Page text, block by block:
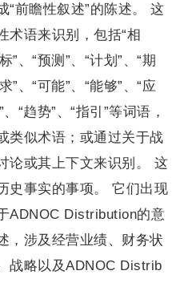
“前瞻性叙述”的陈述。 这
术语来识别，包括“相
”、“预测”、“计划”、“期
”、“可能”、“能够”、“应
“趋势”、“指引”等词语，
类似术语；或通过关于战
论或其上下文来识别。 这
史事实的事项。 它们出现
ADNOC Distribution的意
，涉及经营业绩、财务状
战略以及ADNOC Distrib